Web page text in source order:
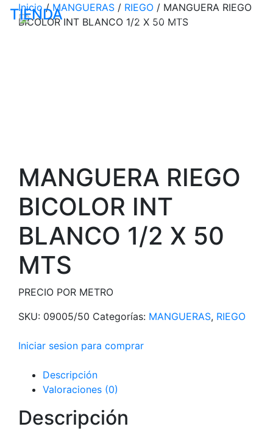
Productos
TIENDA
Inicio/MANGUERAS / RIEGO / MANGUERA RIEGO
BICOLOR INT BLANCO 1/2 X 50 MTS
MANGUERA RIEGO
BICOLOR INT
BLANCO 1/2 X 50
MTS
PRECIO POR METRO
SKU: 09005/50 Categorías: MANGUERAS, RIEGO
Iniciar sesion para comprar
Descripción
Valoraciones (0)
Descripción